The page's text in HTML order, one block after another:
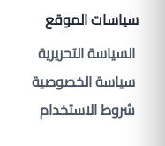
سياسات الموقع
السياسة التحريرية
سياسة الخصوصية
شروط الاستخدام